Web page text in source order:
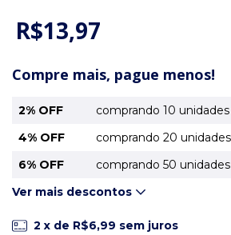
R$13,97
Compre mais, pague menos!
2% OFF
comprando 10
4% OFF
comprando 20
6% OFF
comprando 50
Ver mais descontos
2 x de R$6,99 sem juros